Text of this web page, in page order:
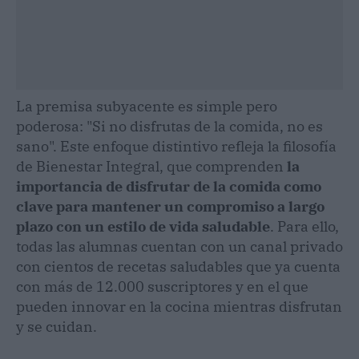
La premisa subyacente es simple pero
poderosa: "Si no disfrutas de la comida, no es
sano". Este enfoque distintivo refleja la filosofía
de Bienestar Integral, que comprenden la
importancia de disfrutar de la comida como
clave para mantener un compromiso a largo
plazo con un estilo de vida saludable. Para ello,
todas las alumnas cuentan con un canal privado
con cientos de recetas saludables que ya cuenta
con más de 12.000 suscriptores y en el que
pueden innovar en la cocina mientras disfrutan
y se cuidan.